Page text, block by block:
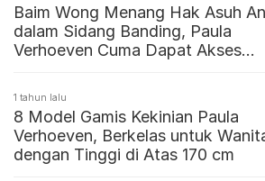
Baim Wong Menang Hak Asuh
dalam Sidang Banding, Paula
Verhoeven Cuma Dapat Akses
1 tahun lalu
8 Model Gamis Kekinian Paula
Verhoeven, Berkelas untuk
dengan Tinggi di Atas 170 cm